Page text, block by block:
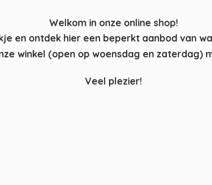
Welkom in onze online shop!
en ontdek hier een beperkt aanbod van
winkel (open op woensdag en zaterdag)
Veel plezier!